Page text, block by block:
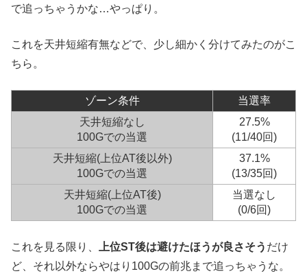
で追っちゃうかな…やっぱり。
これを天井短縮有無などで、少し細かく分けてみたのがこ
ちら。
ゾーン条件
当選率
天井短縮なし
100Gでの当選
27.5%
(11/40回)
天井短縮(上位AT後以外)
100Gでの当選
37.1%
(13/35回)
天井短縮(上位AT後)
100Gでの当選
当選なし
(0/6回)
これを見る限り、 上位ST後は避けたほうが良さそう だけ
ど、それ以外ならやはり100Gの前兆まで追っちゃうな。